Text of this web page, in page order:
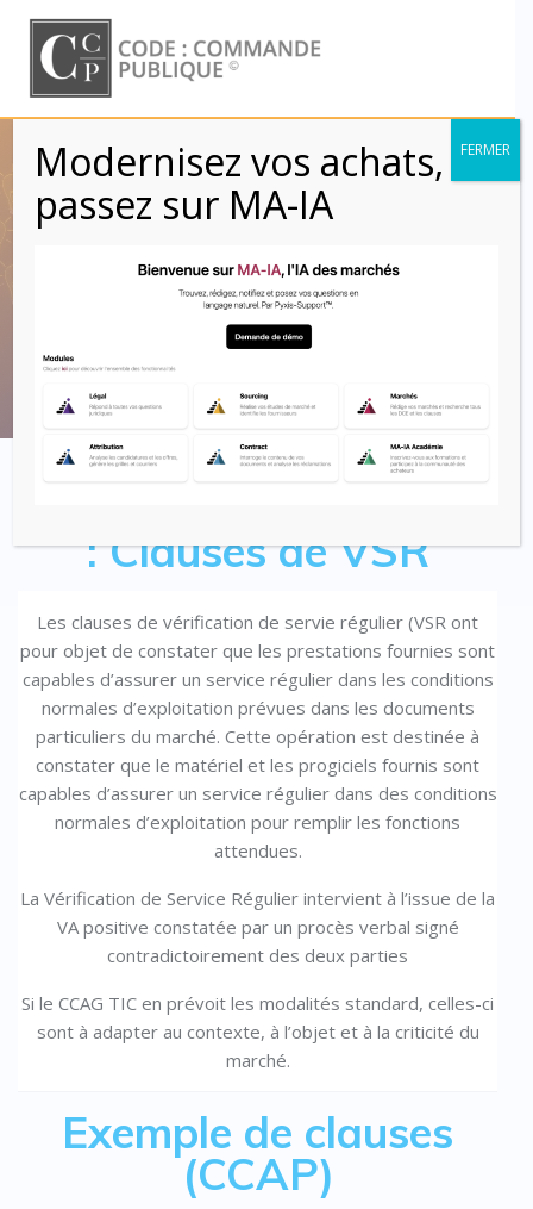
to
content
Vérification de
service régulier –
VSR (Clauses)
Code : Commande Publique
:Clauses de VSR
Les clauses de vérification de servie régulier (VSR ont
pour objet de constater que les prestations fournies sont
capables d’assurer un service régulier dans les conditions
normales d’exploitation prévues dans les documents
particuliers du marché. Cette opération est destinée à
constater que le matériel et les progiciels fournis sont
capables d’assurer un service régulier dans des conditions
normales d’exploitation pour remplir les fonctions
attendues.
La Vérification de Service Régulier intervient à l’issue de la
VA positive constatée par un procès verbal signé
contradictoirement des deux parties
Si le CCAG TIC en prévoit les modalités standard, celles-ci
sont à adapter au contexte, à l’objet et à la criticité du
marché.
Exemple de clauses
(CCAP)
Modernisez vos achats,
passez sur MA-IA
FERMER